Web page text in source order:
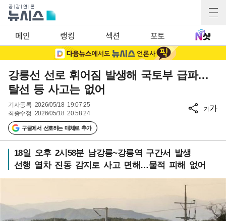
메인 랭킹 섹션 포토
강릉선 선로 휘어짐 발생해 국토부 급파…
탈선 등 사고는 없어
기사등록 2026/05/18 19:07:25
최종수정 2026/05/18 20:58:24
구글에서 선호하는 매체로 추가
가가
18일 오후 2시58분 남강릉~강릉역 구간서 발생
선행 열차 진동 감지로 사고 면해…물적 피해 없어